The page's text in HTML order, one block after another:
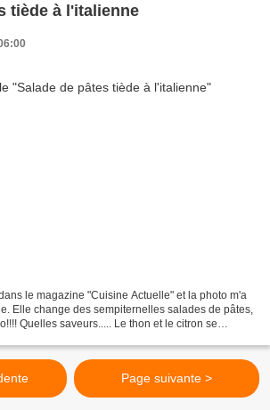
tiède à l'italienne
le magazine "Cuisine Actuelle" et la photo m'a
Elle change des sempiternelles salades de pâtes,
Quelles saveurs..... Le thon et le citron se
Page suivante >